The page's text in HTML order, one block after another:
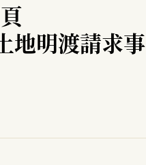
地明渡請求事